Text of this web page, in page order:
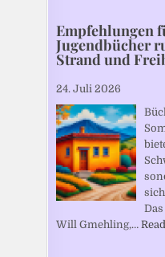
Empfehlungen
Jugendbücher
Strand und
24. Juli 2026
Will Gmehling,…